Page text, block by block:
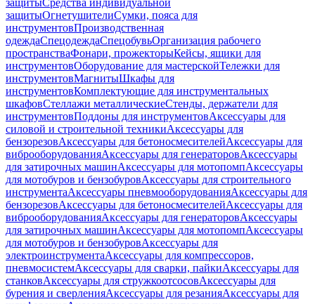
защитыСредства индивидуальной
защитыОгнетушителиСумки, пояса для
инструментовПроизводственная
одеждаСпецодеждаСпецобувьОрганизация рабочего
пространстваФонари, прожекторыКейсы, ящики для
инструментовОборудование для мастерскойТележки для
инструментовМагнитыШкафы для
инструментовКомплектующие для инструментальных
шкафовСтеллажи металлическиеСтенды, держатели для
инструментовПоддоны для инструментовАксессуары для
силовой и строительной техникиАксессуары для
бензорезовАксессуары для бетоносмесителейАксессуары для
виброоборудованияАксессуары для генераторовАксессуары
для затирочных машинАксессуары для мотопомпАксессуары
для мотобуров и бензобуровАксессуары для строительного
инструментаАксессуары пневмооборудованияАксессуары для
бензорезовАксессуары для бетоносмесителейАксессуары для
виброоборудованияАксессуары для генераторовАксессуары
для затирочных машинАксессуары для мотопомпАксессуары
для мотобуров и бензобуровАксессуары для
электроинструментаАксессуары для компрессоров,
пневмосистемАксессуары для сварки, пайкиАксессуары для
станковАксессуары для стружкоотсосовАксессуары для
бурения и сверленияАксессуары для резанияАксессуары для